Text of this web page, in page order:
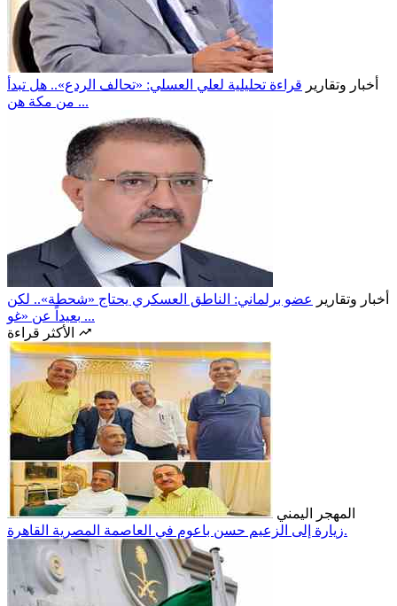
أخبار وتقارير قراءة تحليلية لعلي العسلي: «تحالف الردع».. هل تبدأ
من مكة هن ...
أخبار وتقارير
عضو برلماني: الناطق العسكري يحتاج «شحطة».. لكن
بعيداً عن «غو ...
المهجر اليمني
زيارة إلى الزعيم حسن باعوم في العاصمة المصرية القاهرة.